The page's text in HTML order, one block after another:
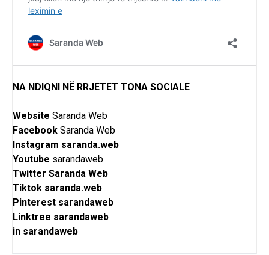
NA NDIQNI NË RRJETET TONA SOCIALE
Website Saranda Web
Facebook Saranda Web
Instagram saranda.web
Youtube sarandaweb
Twitter Saranda Web
Tiktok saranda.web
Pinterest sarandaweb
Linktree sarandaweb
in sarandaweb